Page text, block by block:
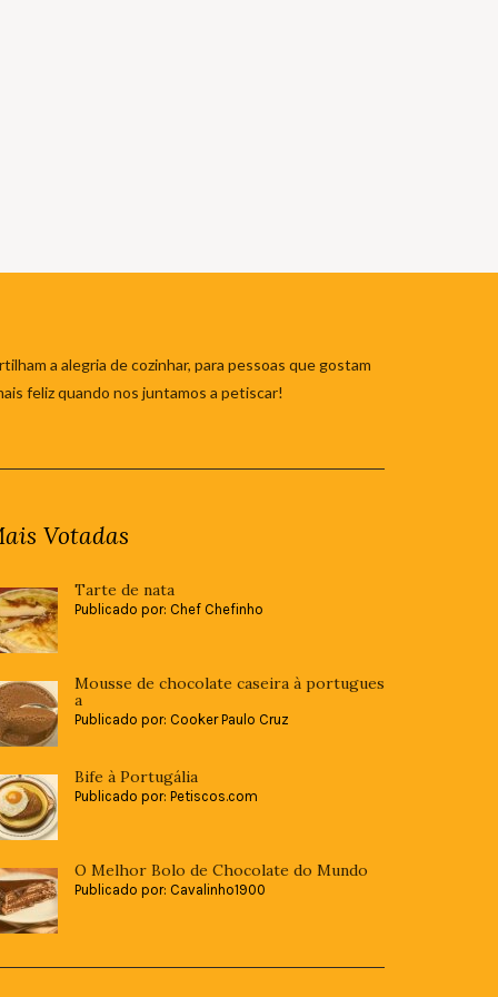
a alegria de cozinhar, para pessoas que gostam
feliz quando nos juntamos a petiscar!
Votadas
Tarte de nata
Publicado por: Chef Chefinho
Mousse de chocolate caseira à portugues
a
Publicado por: Cooker Paulo Cruz
Bife à Portugália
Publicado por: Petiscos.com
O Melhor Bolo de Chocolate do Mundo
Publicado por: Cavalinho1900